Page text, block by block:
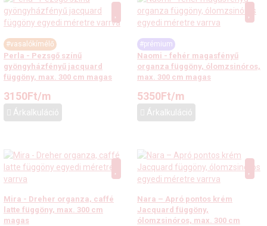
#vasalókímélő
Perla - Pezsgő színű
gyöngyházfényű jacquard
függöny, max. 300 cm magas
3150Ft/m
Árkalkuláció
#prémium
Naomi - fehér magasfényű
organza függöny, ólomzsinóros,
max. 300 cm magas
5350Ft/m
Árkalkuláció
Mira - Dreher organza, caffé
latte függöny, max. 300 cm
magas
Nara – Apró pontos krém
Jacquard függöny,
ólomzsinóros, max. 300 cm